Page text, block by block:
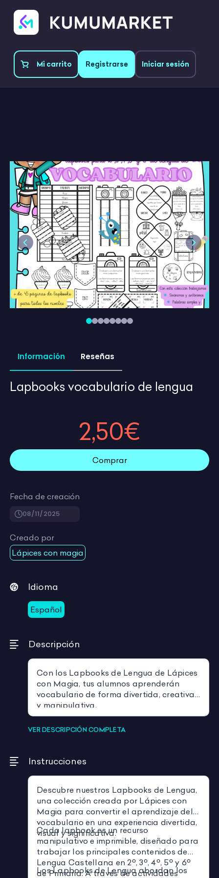
Mi carrito Registrarse Iniciar sesión
Previous Next
Información Reseñas
Lapbooks vocabulario de lengua
Fecha de creación
08/11/2025
Creado por
Lápices con magia
Idioma
Español
Descripción
Con los Lapbooks de Lengua de Lápices
con Magia, tus alumnos aprenderán
vocabulario de forma divertida, creativa
y manipulativa.
Trabaja sinónimos, antónimos, prefijos,
sufijos, palabras compuestas y mucho
VER DESCRIPCIÓN COMPLETA
Instrucciones
Descubre nuestros Lapbooks de Lengua,
una colección creada por Lápices con
Magia para convertir el aprendizaje del
vocabulario en una experiencia divertida,
visual y significativa.
Cada lapbook es un recurso
manipulativo e imprimible, diseñado para
trabajar los principales contenidos de
Lengua Castellana en 2º, 3º, 4º, 5º y 6º
de Primaria. A través de actividades
Los Lapbooks de Lengua abordan los
2,50€
Comprar